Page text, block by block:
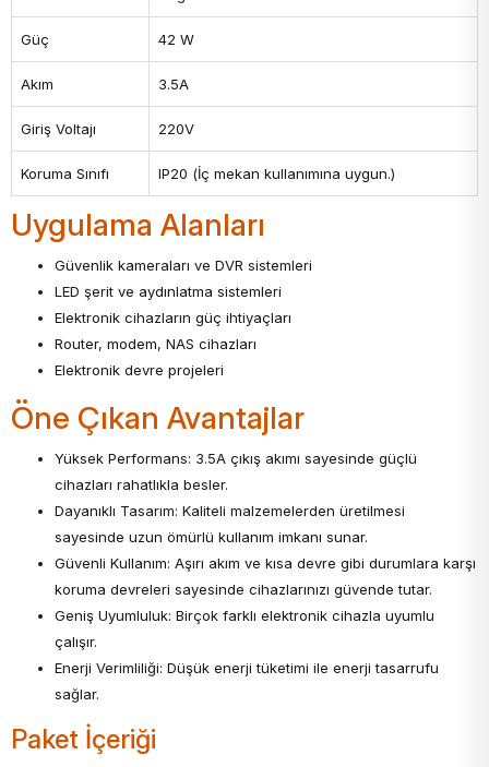
Güç 42 W
Akım 3.5A
Giriş Voltajı 220V
Koruma Sınıfı IP20 (İç mekan kullanımına uygun.)
Uygulama Alanları
Güvenlik kameraları ve DVR sistemleri
LED şerit ve aydınlatma sistemleri
Elektronik cihazların güç ihtiyaçları
Router, modem, NAS cihazları
Elektronik devre projeleri
Öne Çıkan Avantajlar
Yüksek Performans: 3.5A çıkış akımı sayesinde güçlü
cihazları rahatlıkla besler.
Dayanıklı Tasarım: Kaliteli malzemelerden üretilmesi
sayesinde uzun ömürlü kullanım imkanı sunar.
Güvenli Kullanım: Aşırı akım ve kısa devre gibi durumlara karşı
koruma devreleri sayesinde cihazlarınızı güvende tutar.
Geniş Uyumluluk: Birçok farklı elektronik cihazla uyumlu
çalışır.
Enerji Verimliliği: Düşük enerji tüketimi ile enerji tasarrufu
sağlar.
Paket İçeriği